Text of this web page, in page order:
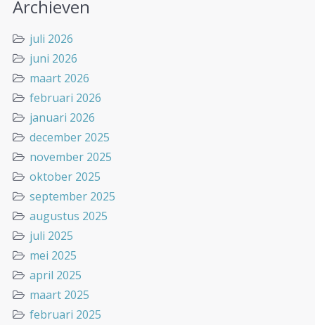
Archieven
juli 2026
juni 2026
maart 2026
februari 2026
januari 2026
december 2025
november 2025
oktober 2025
september 2025
augustus 2025
juli 2025
mei 2025
april 2025
maart 2025
februari 2025